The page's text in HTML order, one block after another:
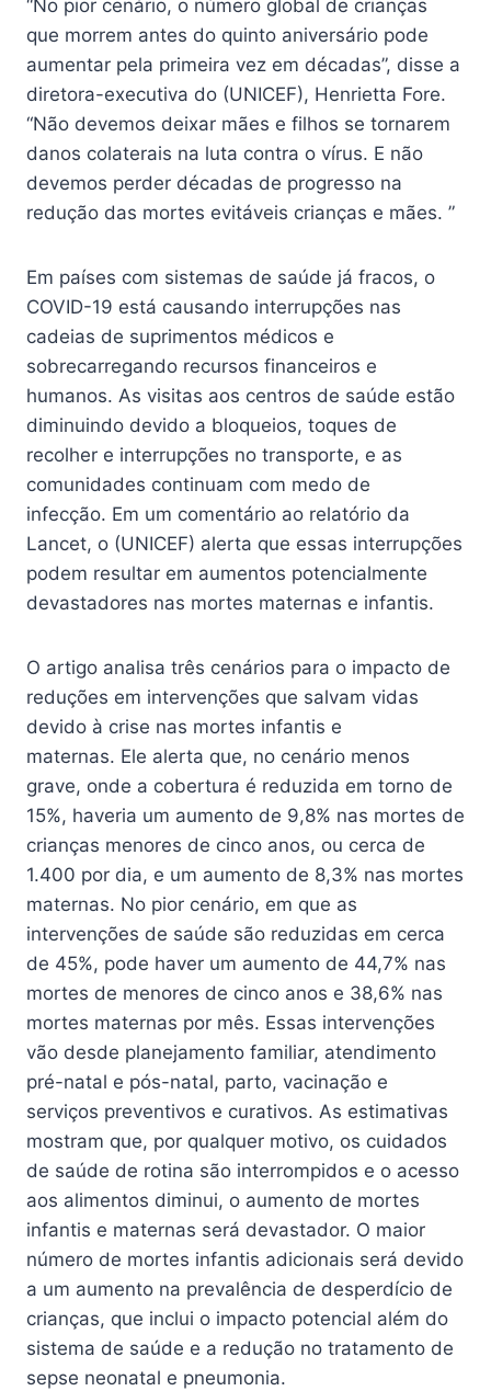
“No pior cenário, o número global de crianças
que morrem antes do quinto aniversário pode
aumentar pela primeira vez em décadas”, disse a
diretora-executiva do (UNICEF), Henrietta Fore.
“Não devemos deixar mães e filhos se tornarem
danos colaterais na luta contra o vírus. E não
devemos perder décadas de progresso na
redução das mortes evitáveis crianças e mães. ”
Em países com sistemas de saúde já fracos, o
COVID-19 está causando interrupções nas
cadeias de suprimentos médicos e
sobrecarregando recursos financeiros e
humanos. As visitas aos centros de saúde estão
diminuindo devido a bloqueios, toques de
recolher e interrupções no transporte, e as
comunidades continuam com medo de
infecção. Em um comentário ao relatório da
Lancet, o (UNICEF) alerta que essas interrupções
podem resultar em aumentos potencialmente
devastadores nas mortes maternas e infantis.
O artigo analisa três cenários para o impacto de
reduções em intervenções que salvam vidas
devido à crise nas mortes infantis e
maternas. Ele alerta que, no cenário menos
grave, onde a cobertura é reduzida em torno de
15%, haveria um aumento de 9,8% nas mortes de
crianças menores de cinco anos, ou cerca de
1.400 por dia, e um aumento de 8,3% nas mortes
maternas. No pior cenário, em que as
intervenções de saúde são reduzidas em cerca
de 45%, pode haver um aumento de 44,7% nas
mortes de menores de cinco anos e 38,6% nas
mortes maternas por mês. Essas intervenções
vão desde planejamento familiar, atendimento
pré-natal e pós-natal, parto, vacinação e
serviços preventivos e curativos. As estimativas
mostram que, por qualquer motivo, os cuidados
de saúde de rotina são interrompidos e o acesso
aos alimentos diminui, o aumento de mortes
infantis e maternas será devastador. O maior
número de mortes infantis adicionais será devido
a um aumento na prevalência de desperdício de
crianças, que inclui o impacto potencial além do
sistema de saúde e a redução no tratamento de
sepse neonatal e pneumonia.